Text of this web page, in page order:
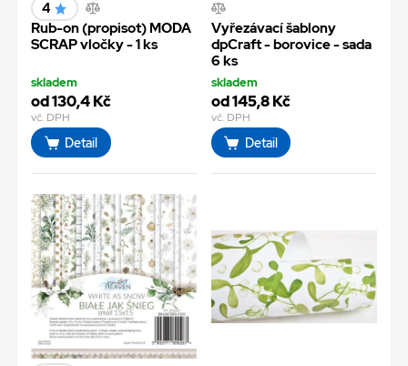
4
Rub-on (propisot) MODA
SCRAP vločky - 1 ks
skladem
od 130,4 Kč
vč. DPH
Detail
Vyřezávací šablony
dpCraft - borovice - sada
6 ks
skladem
od 145,8 Kč
vč. DPH
Detail